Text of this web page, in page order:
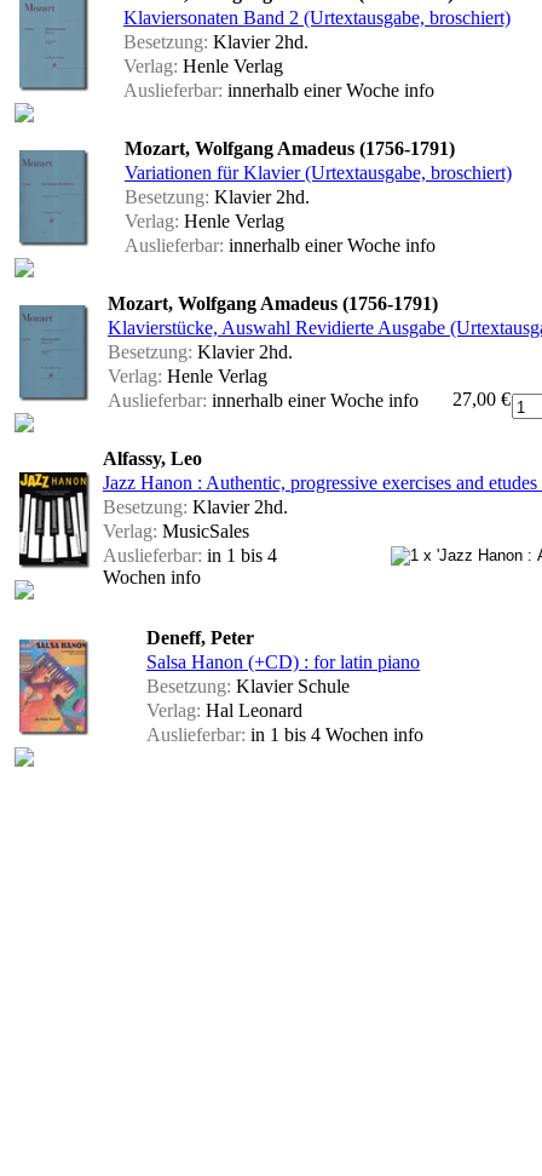
Klaviersonaten Band 2 (Urtextausgabe, broschiert)
Besetzung: Klavier 2hd.
Verlag: Henle Verlag
Auslieferbar: innerhalb einer Woche info
Mozart, Wolfgang Amadeus (1756-1791)
Variationen für Klavier (Urtextausgabe, broschiert)
Besetzung: Klavier 2hd.
Verlag: Henle Verlag
Auslieferbar: innerhalb einer Woche info
Mozart, Wolfgang Amadeus (1756-1791)
Klavierstücke, Auswahl Revidierte Ausgabe
Besetzung: Klavier 2hd.
Verlag: Henle Verlag
Auslieferbar: innerhalb einer Woche info 27,00 €
Alfassy, Leo
Jazz Hanon : Authentic, progressive exercises and
Besetzung: Klavier 2hd.
Verlag: MusicSales
Auslieferbar: in 1 bis 4
Wochen info
Deneff, Peter
Salsa Hanon (+CD) : for latin piano
Besetzung: Klavier Schule
Verlag: Hal Leonard
Auslieferbar: in 1 bis 4 Wochen info